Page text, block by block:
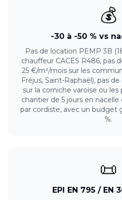
💰
-30 à -50 % vs
Pas de location PEMP 3B
chauffeur CACES R486, pas
25 €/m²/mois sur les
Fréjus, Saint-Raphaël), pas
sur la corniche varoise ou les
chantier de 5 jours en
par cordiste, avec un budget
%.
📜
EPI EN 795 / EN